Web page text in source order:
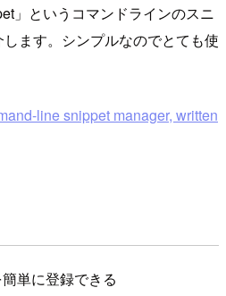
」というコマンドラインのスニ
ます。シンプルなのでとても使
line snippet manager, written
単に登録できる